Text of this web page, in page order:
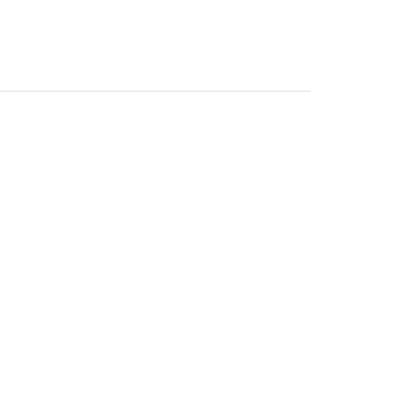
passo
da WWE